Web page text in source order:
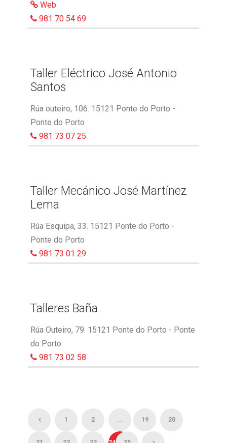
Web
981 70 54 69
Taller Eléctrico José Antonio
Santos
Rúa outeiro, 106. 15121 Ponte do Porto -
Ponte do Porto
981 73 07 25
Taller Mecánico José Martínez
Lema
Rúa Esquipa, 33. 15121 Ponte do Porto -
Ponte do Porto
981 73 01 29
Talleres Baña
Rúa Outeiro, 79. 15121 Ponte do Porto - Ponte
do Porto
981 73 02 58
1 2 ... 19 20